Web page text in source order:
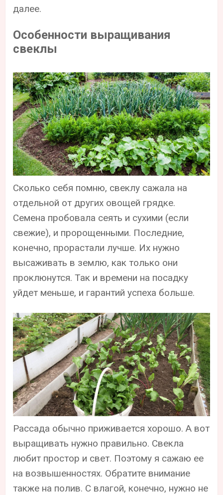
далее.
Особенности выращивания
свеклы
Сколько себя помню, свеклу сажала на
отдельной от других овощей грядке.
Семена пробовала сеять и сухими (если
свежие), и пророщенными. Последние,
конечно, прорастали лучше. Их нужно
высаживать в землю, как только они
проклюнутся. Так и времени на посадку
уйдет меньше, и гарантий успеха больше.
Рассада обычно приживается хорошо. А вот
выращивать нужно правильно. Свекла
любит простор и свет. Поэтому я сажаю ее
на возвышенностях. Обратите внимание
также на полив. С влагой, конечно, нужно не